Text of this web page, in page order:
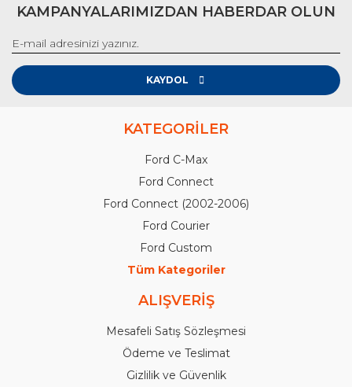
KAMPANYALARIMIZDAN HABERDAR OLUN
KAYDOL
KATEGORİLER
Ford C-Max
Ford Connect
Ford Connect (2002-2006)
Ford Courier
Ford Custom
Tüm Kategoriler
ALIŞVERİŞ
Mesafeli Satış Sözleşmesi
Ödeme ve Teslimat
Gizlilik ve Güvenlik